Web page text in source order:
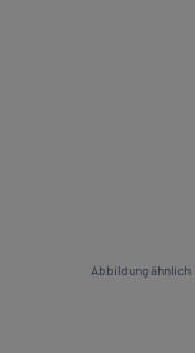
Abbildung ähnlich